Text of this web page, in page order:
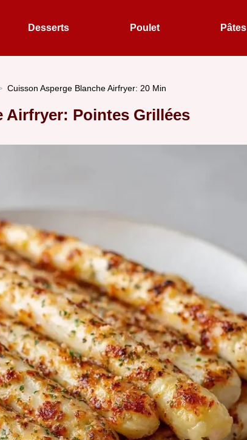
Desserts Poulet Pâtes
Cuisson Asperge Blanche Airfryer: 20 Min
Airfryer: Pointes Grillées